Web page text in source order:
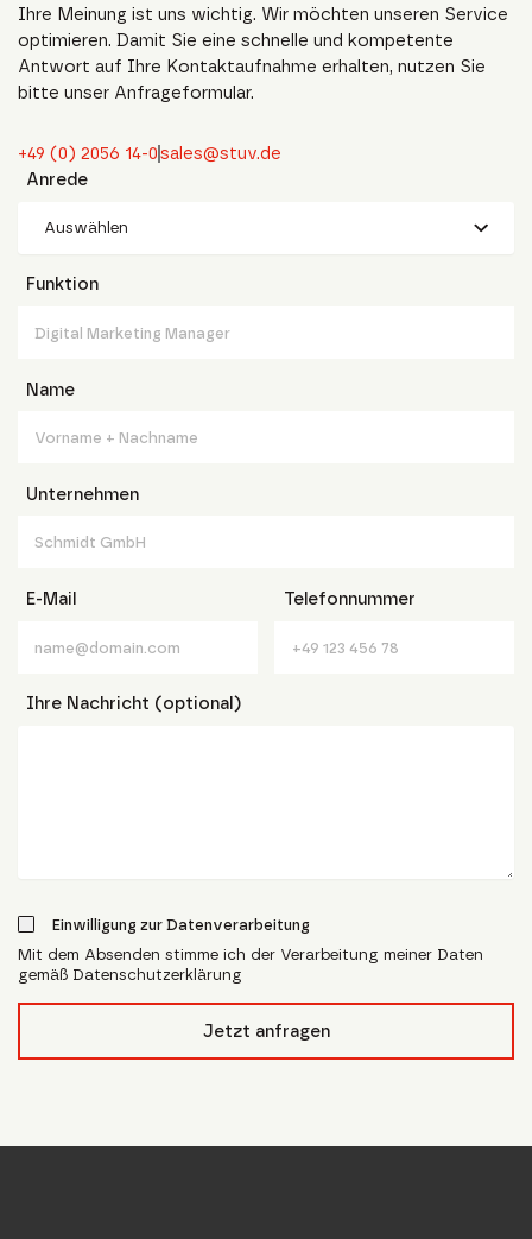
Ihre Meinung ist uns wichtig. Wir möchten unseren Service
optimieren. Damit Sie eine schnelle und kompetente
Antwort auf Ihre Kontaktaufnahme erhalten, nutzen Sie
bitte unser Anfrageformular.
+49 (0) 2056 14-0sales@stuv.de
Anrede
Auswählen
Funktion
Name
Unternehmen
E-Mail Telefonnummer
Ihre Nachricht (optional)
Einwilligung zur Datenverarbeitung
Mit dem Absenden stimme ich der Verarbeitung meiner Daten
gemäß Datenschutzerklärung
Jetzt anfragen